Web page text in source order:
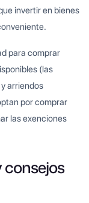
invertir en bienes
para comprar
(las
arriendos
por comprar
las exenciones